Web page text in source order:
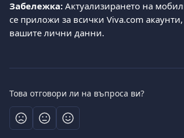
Забележка: Актуализирането на
се приложи за всички Viva.com
вашите лични данни.
Това отговори ли на въпроса ви?